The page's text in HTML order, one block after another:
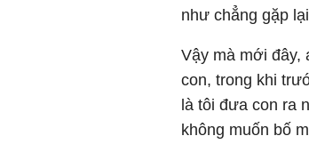
như chẳng gặp
Vậy mà mới đây,
con, trong khi
là tôi đưa con ra
không muốn bố